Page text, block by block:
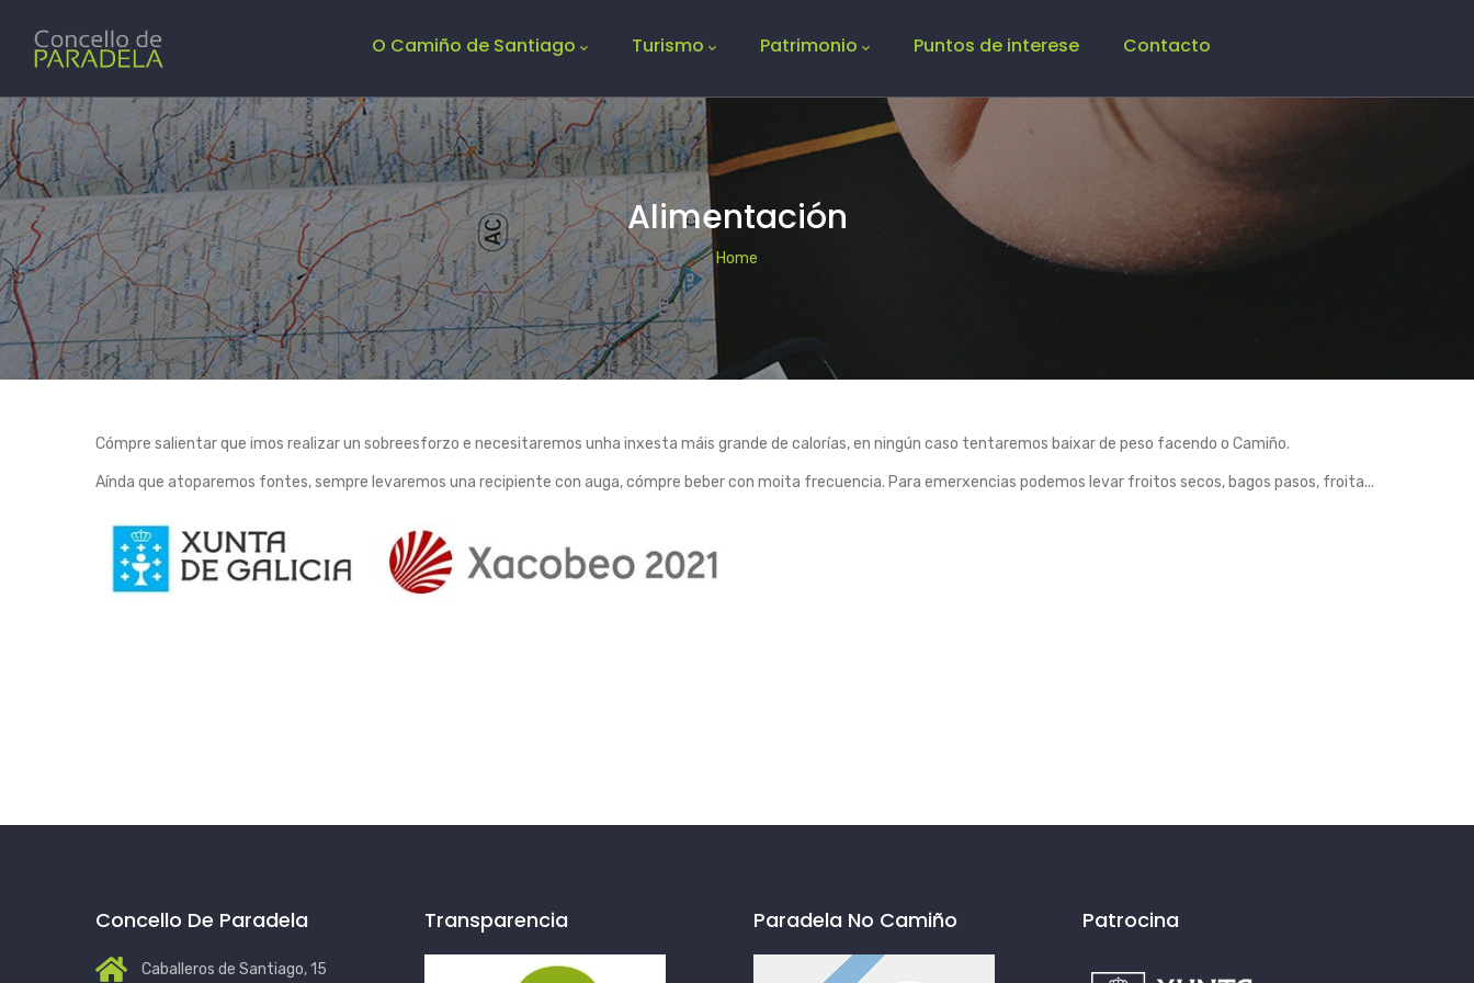
Navigation
O Camiño de Santiago Turismo Patrimonio Puntos de interese Contacto
Alimentación
Breadcrumb
Home
Cómpre salientar que imos realizar un sobreesforzo e necesitaremos unha inxesta máis grande de calorías, en ningún caso tentaremos baixar de peso facendo o Camiño.
Aínda que atoparemos fontes, sempre levaremos una recipiente con auga, cómpre beber con moita frecuencia. Para emerxencias podemos levar froitos secos, bagos pasos, froita...
Concello De Paradela
Caballeros de Santiago, 15
Transparencia Paradela No Camiño Patrocina